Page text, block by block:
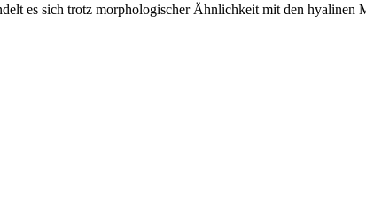
es sich trotz morphologischer Ähnlichkeit mit den